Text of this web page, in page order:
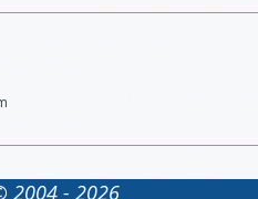
2004 - 2026